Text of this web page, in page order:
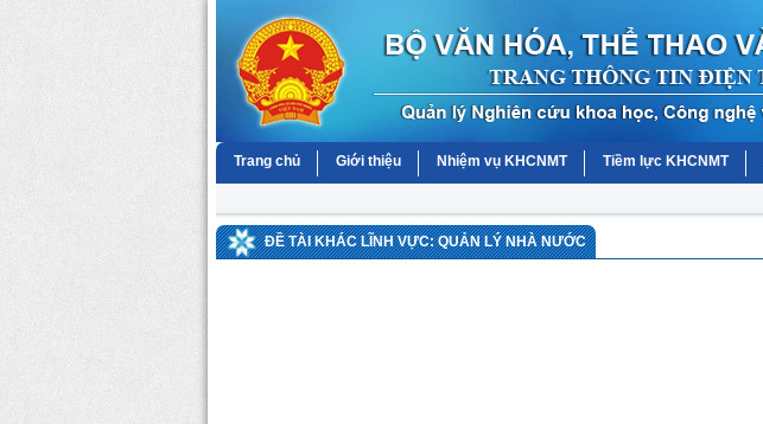
Trang chủ Giới thiệu Nhiệm vụ KHCNMT Tiềm lực KHCNMT
ĐỀ TÀI KHÁC LĨNH VỰC: QUẢN LÝ NHÀ NƯỚC